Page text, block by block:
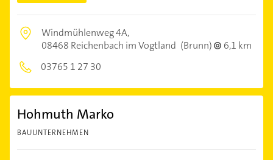
Windmühlenweg 4A,
08468 Reichenbach im Vogtland (Brunn)
6,1 km
03765 1 27 30
Hohmuth Marko
BAUUNTERNEHMEN